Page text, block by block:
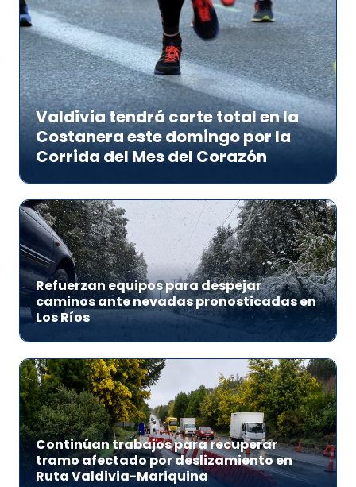
Valdivia tendrá corte total en la
Costanera este domingo por la
Corrida del Mes del Corazón
Refuerzan equipos para despejar
caminos ante nevadas pronosticadas en
Los Ríos
Continúan trabajos para recuperar
tramo afectado por deslizamiento en
Ruta Valdivia-Mariquina